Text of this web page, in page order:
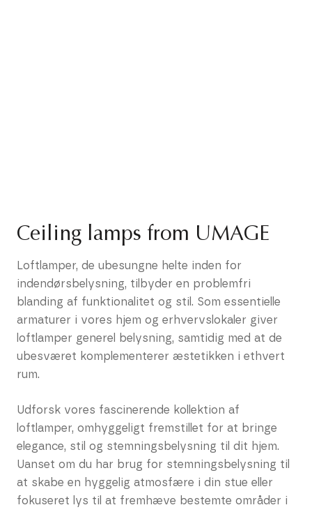
Ceiling lamps from UMAGE
Loftlamper, de ubesungne helte inden for
indendørsbelysning, tilbyder en problemfri
blanding af funktionalitet og stil. Som essentielle
armaturer i vores hjem og erhvervslokaler giver
loftlamper generel belysning, samtidig med at de
ubesværet komplementerer æstetikken i ethvert
rum.
Udforsk vores fascinerende kollektion af
loftlamper, omhyggeligt fremstillet for at bringe
elegance, stil og stemningsbelysning til dit hjem.
Uanset om du har brug for stemningsbelysning til
at skabe en hyggelig atmosfære i din stue eller
fokuseret lys til at fremhæve bestemte områder i